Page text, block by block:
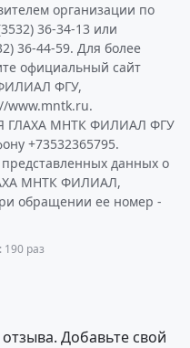
организации по
36-34-13 или
36-44-59. Для более
официальный сайт
ФГУ,
www.mntk.ru.
ГЛАХА МНТК ФИЛИАЛ ФГУ
+73532365795.
данных о
МНТК ФИЛИАЛ,
обращении ее номер -
раз
Добавьте свой